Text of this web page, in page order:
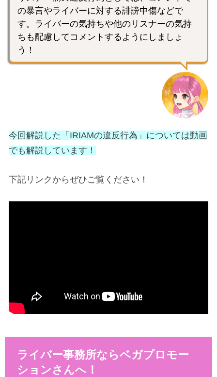
の暴言やライバーに対する誹謗中傷などで
す。ライバーの気持ちや他のリスナーの気持
ちも配慮してコメントするようにしましょ
う！
今回解説した「IRIAMの違反行為」については動画
でも解説しています！
下記リンクからぜひご覧ください！
ライバー事務所ならベガプロモー
ションさんへ！